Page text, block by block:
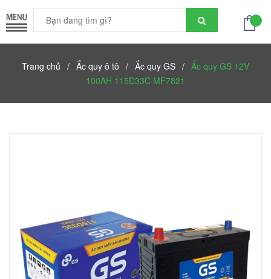
Trang chủ / Ắc quy ô tô / Ắc quy GS / Ắc quy GS 12V
100AH 115D33C MF7821